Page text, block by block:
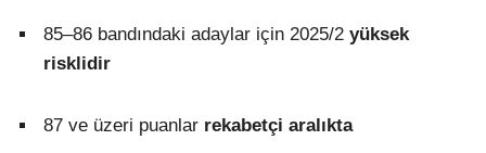
85–86 bandındaki adaylar için 2025/2 yüksek
risklidir
87 ve üzeri puanlar rekabetçi aralıkta